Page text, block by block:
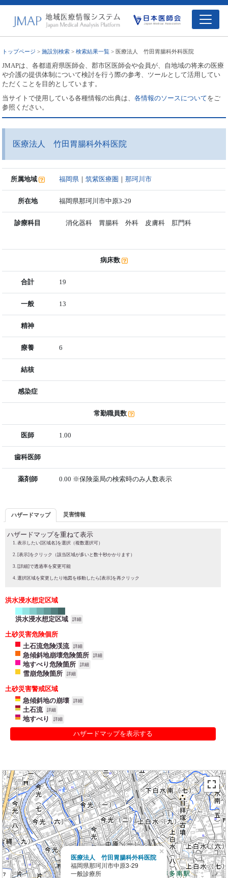
トップページ >施設別検索 >検索結果一覧 > 医療法人 竹田胃腸科外科医院
JMAPは、各都道府県医師会、郡市区医師会や会員が、自地域の将来の医療
や介護の提供体制について検討を行う際の参考、ツールとして活用してい
ただくことを目的としています。
当サイトで使用している各種情報の出典は、各情報のソースについてをご
参照ください。
医療法人 竹田胃腸科外科医院
所属地域 福岡県 ｜筑紫医療圏 ｜那珂川市
所在地 福岡県那珂川市中原3-29
診療科目 消化器科 胃腸科 外科 皮膚科 肛門科
病床数
合計 19
一般 13
精神
療養 6
結核
感染症
常勤職員数
医師 1.00
歯科医師
薬剤師 0.00 ※保険薬局の検索時のみ人数表示
ハザードマップ 災害情報
ハザードマップを重ねて表示
表示したい[区域名]を選択（複数選択可）
[表示]をクリック（該当区域が多いと数十秒かかります）
[詳細]で透過率を変更可能
選択区域を変更したり地図を移動したら[表示]を再クリック
洪水浸水想定区域
洪水浸水想定区域 詳細
土砂災害危険個所
土石流危険渓流
詳細
急傾斜地崩壊危険箇所 詳細
地すべり危険箇所 詳細
雪崩危険箇所 詳細
土砂災害警戒区域
急傾斜地の崩壊
詳細
土石流 詳細
地すべり 詳細
ハザードマップを表示する
医療法人 竹田胃腸科外科医院
福岡県那珂川市中原3-29
一般診療所
×